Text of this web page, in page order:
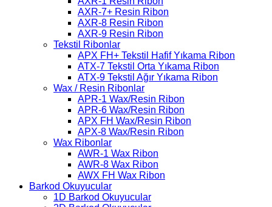
AXR-7+ Resin Ribon
AXR-8 Resin Ribon
AXR-9 Resin Ribon
Tekstil Ribonlar
APX FH+ Tekstil Hafif Yıkama Ribon
ATX-7 Tekstil Orta Yıkama Ribon
ATX-9 Tekstil Ağır Yıkama Ribon
Wax / Resin Ribonlar
APR-1 Wax/Resin Ribon
APR-6 Wax/Resin Ribon
APX FH Wax/Resin Ribon
APX-8 Wax/Resin Ribon
Wax Ribonlar
AWR-1 Wax Ribon
AWR-8 Wax Ribon
AWX FH Wax Ribon
Barkod Okuyucular
1D Barkod Okuyucular